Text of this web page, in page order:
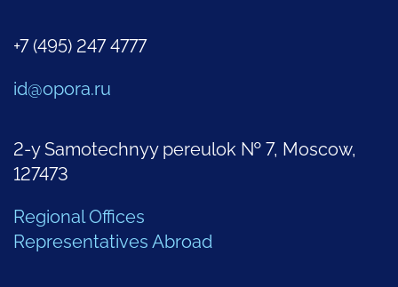
+7 (495) 247 4777
id@opora.ru
2-y Samotechnyy pereulok № 7, Moscow,
127473
Regional Offices
Representatives Abroad